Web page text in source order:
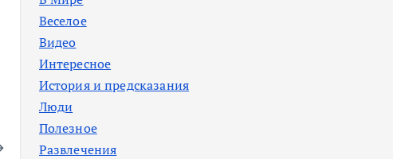
Веселое
Видео
Интересное
История и предсказания
Люди
Полезное
Развлечения